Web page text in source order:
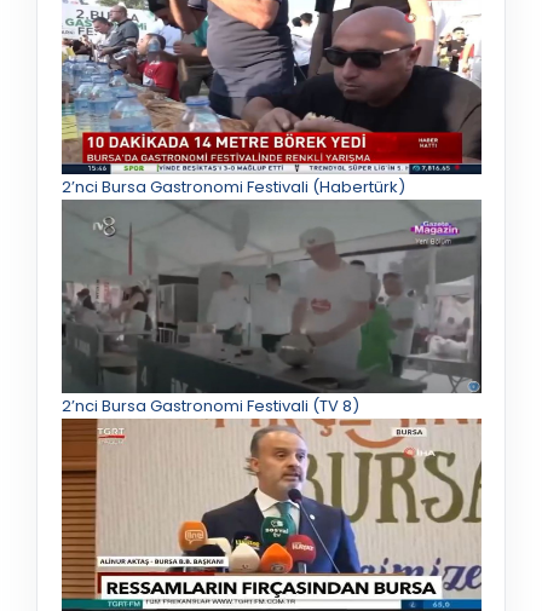
2’nci Bursa Gastronomi Festivali (Habertürk)
2’nci Bursa Gastronomi Festivali (TV 8)